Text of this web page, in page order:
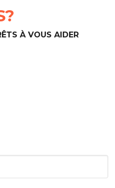
À VOUS AIDER